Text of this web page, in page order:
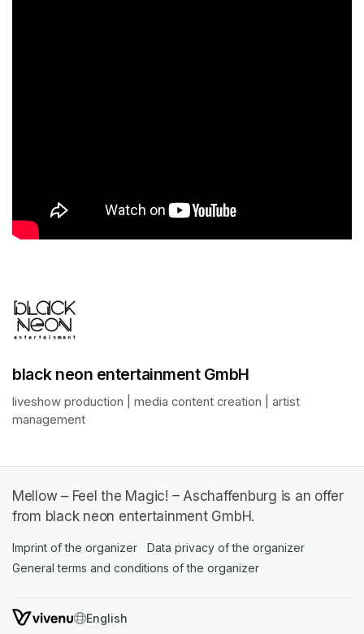
black neon entertainment GmbH
liveshow production | media content creation | artist
management
Mellow – Feel the Magic! – Aschaffenburg is an offer
from black neon entertainment GmbH.
Imprint of the organizer (opens in a new tab)
Data privacy of the organizer
General terms and conditions of the organizer
SWITCH LANGUAGE